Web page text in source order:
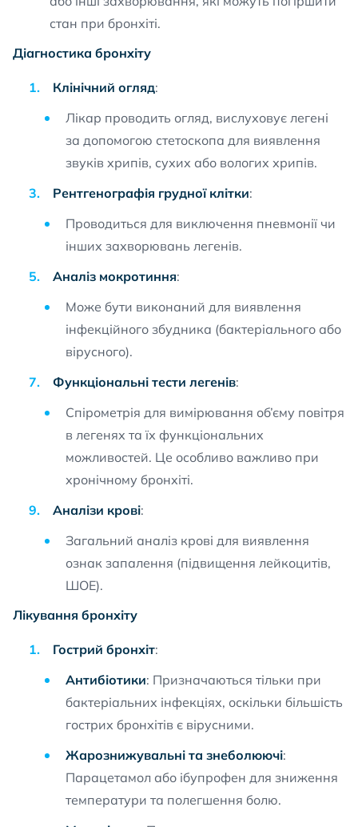
стан при бронхіті.
Діагностика бронхіту
Клінічний огляд:
Лікар проводить огляд, вислуховує легені
за допомогою стетоскопа для виявлення
звуків хрипів, сухих або вологих хрипів.
Рентгенографія грудної клітки:
Проводиться для виключення пневмонії чи
інших захворювань легенів.
Аналіз мокротиння:
Може бути виконаний для виявлення
інфекційного збудника (бактеріального або
вірусного).
Функціональні тести легенів:
Спірометрія для вимірювання об’єму повітря
в легенях та їх функціональних
можливостей. Це особливо важливо при
хронічному бронхіті.
Аналізи крові:
Загальний аналіз крові для виявлення
ознак запалення (підвищення лейкоцитів,
ШОЕ).
Лікування бронхіту
Гострий бронхіт:
Антибіотики: Призначаються тільки при
бактеріальних інфекціях, оскільки більшість
гострих бронхітів є вірусними.
Жарознижувальні та знеболюючі:
Парацетамол або ібупрофен для зниження
температури та полегшення болю.